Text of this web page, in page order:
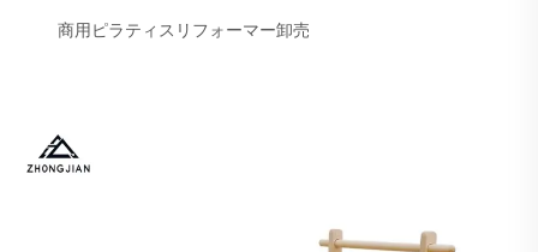
商用ピラティスリフォーマー卸売